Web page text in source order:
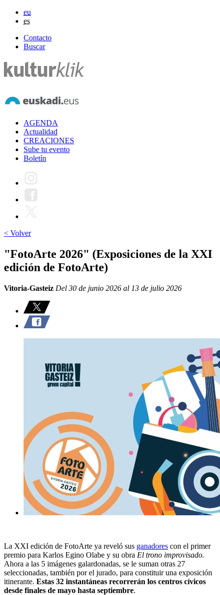
eu
es
Contacto
Buscar
AGENDA
Actualidad
CREACIONES
Sube tu evento
Boletín
< Volver
"FotoArte 2026" (Exposiciones de la XXI
edición de FotoArte)
Vitoria-Gasteiz Del 30 de junio 2026 al 13 de julio 2026
La XXI edición de FotoArte ya reveló sus ganadores con el primer
premio para Karlos Egino Olabe y su obra El trono improvisado.
Ahora a las 5 imágenes galardonadas, se le suman otras 27
seleccionadas, también por el jurado, para constituir una exposición
itinerante. Estas 32 instantáneas recorrerán los centros cívicos
desde finales de mayo hasta septiembre.